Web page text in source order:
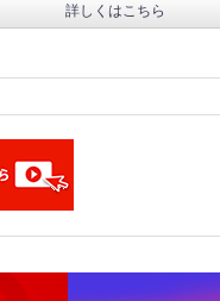
詳しくはこちら